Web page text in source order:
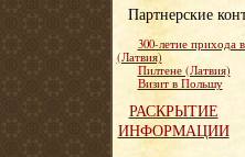
Партнерские
300-летие прихода
(Латвия)
Пилтене (Латвия)
Визит в Польшу
РАСКРЫТИЕ
ИНФОРМАЦИИ